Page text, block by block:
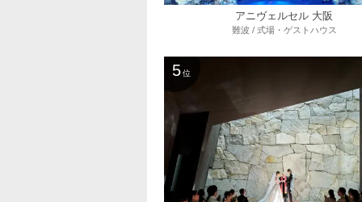
アニヴェルセル 大阪
難波 / 式場・ゲストハウス
5 位